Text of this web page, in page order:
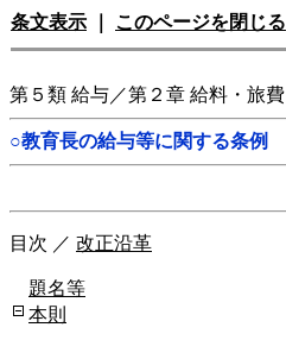
条文表示 このページを閉じる
第５類 給与／第２章 給料・旅費
○教育長の給与等に関する条例
目次 ／ 改正沿革
題名等
本則